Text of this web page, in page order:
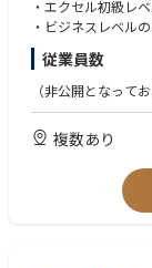
大化することに非
成するために、「
して位置づけられて
現在では、
ており、事業規模
世界でも類を見な
【Amazon
・エクセル初級レ
・ビジネスレベル
【歓迎要件】
・ピープルマネジ
・エクセル中級レ
・チームワークを
・向上心があり、
・臨機応変に行動
・インクルーシブ
従業員数
（非公開となってお
複数あり